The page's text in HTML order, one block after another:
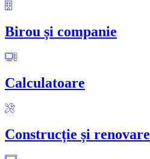
Birou și companie
Calculatoare
Construcție și renovare